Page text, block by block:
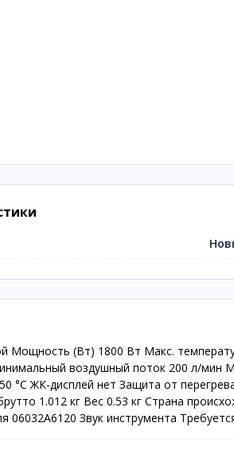
Мощность (Вт) 1800 Вт Макс.
воздушный поток 200 л/мин
°C ЖК-дисплей нет Защита от
1.012 кг Вес 0.53 кг Страна
06032A6120 Звук инструмента